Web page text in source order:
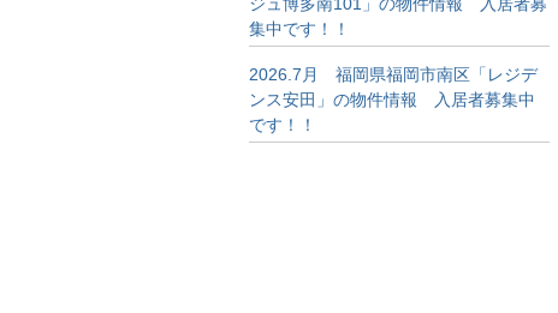
集中です！！
2026.7月 福岡県福岡市南区「レジデ
ンス安田」の物件情報 入居者募集中
です！！